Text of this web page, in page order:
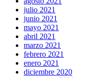
julio 2021
junio 2021
mayo 2021
abril 2021
marzo 2021
febrero 2021
enero 2021
diciembre 2020